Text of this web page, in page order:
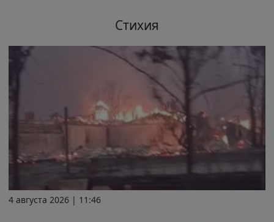
Стихия
4 августа 2026 | 11:46